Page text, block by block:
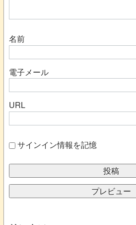
名前
電子メール
URL
サインイン情報を記憶